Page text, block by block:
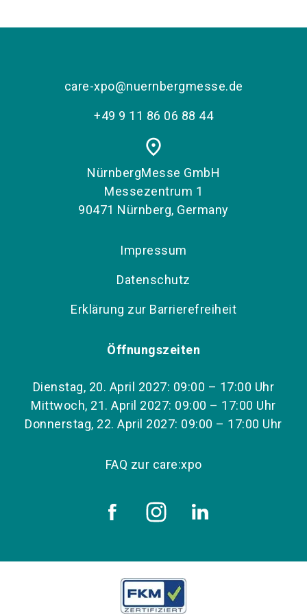
care-xpo@nuernbergmesse.de
+49 9 11 86 06 88 44
place
NürnbergMesse GmbH
Messezentrum 1
90471 Nürnberg, Germany
Impressum
Datenschutz
Erklärung zur Barrierefreiheit
Öffnungszeiten
Dienstag, 20. April 2027: 09:00 – 17:00 Uhr
Mittwoch, 21. April 2027: 09:00 – 17:00 Uhr
Donnerstag, 22. April 2027: 09:00 – 17:00 Uhr
FAQ zur care:xpo